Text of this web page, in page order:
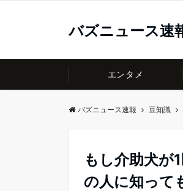
バズニュース速
エンタメ
バズニュース速報 豆知識
もし介助犬が
の人に知って